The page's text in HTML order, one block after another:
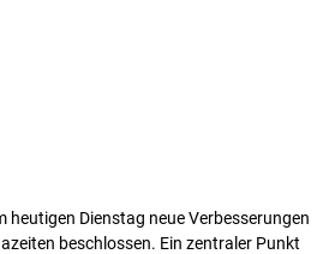
heutigen Dienstag neue Verbesserungen
beschlossen. Ein zentraler Punkt